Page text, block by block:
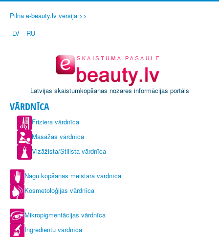
Pilnā e-beauty.lv versija >>
LV
RU
Latvijas skaistumkopšanas nozares informācijas portāls
VĀRDNĪCA
Friziera vārdnīca
Masāžas vārdnīca
Vizāžista/Stilista vārdnīca
Nagu kopšanas meistara vārdnīca
Kosmetoloģijas vārdnīca
Mikropigmentācijas vārdnīca
Ingredientu vārdnīca